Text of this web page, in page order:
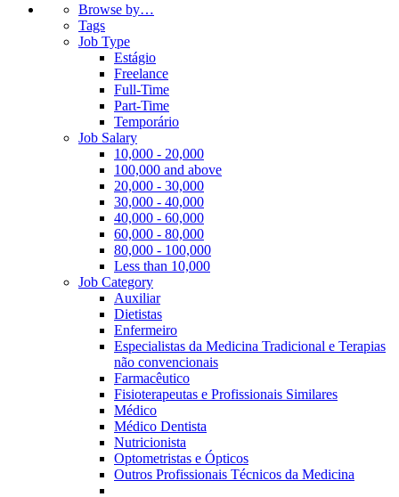
Browse by…
Tags
Job Type
Estágio
Freelance
Full-Time
Part-Time
Temporário
Job Salary
10,000 - 20,000
100,000 and above
20,000 - 30,000
30,000 - 40,000
40,000 - 60,000
60,000 - 80,000
80,000 - 100,000
Less than 10,000
Job Category
Auxiliar
Dietistas
Enfermeiro
Especialistas da Medicina Tradicional e Terapias
não convencionais
Farmacêutico
Fisioterapeutas e Profissionais Similares
Médico
Médico Dentista
Nutricionista
Optometristas e Ópticos
Outros Profissionais Técnicos da Medicina